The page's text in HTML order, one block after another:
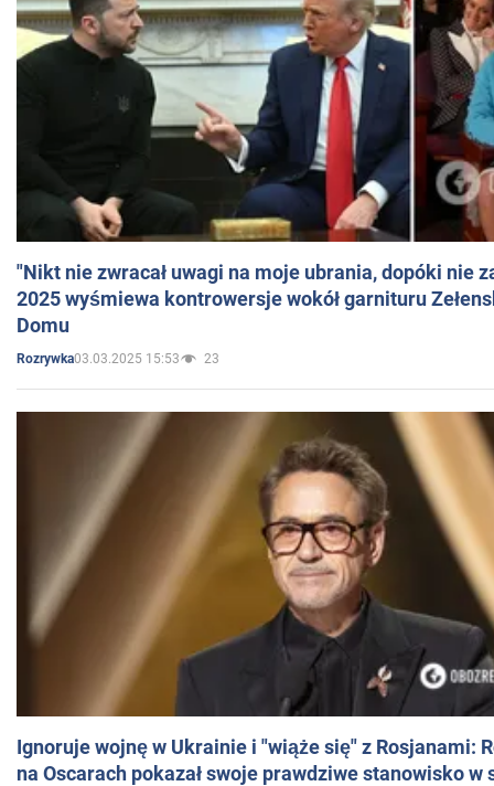
"Nikt nie zwracał uwagi na moje ubrania, dopóki nie
2025 wyśmiewa kontrowersje wokół garnituru
Domu
Rozrywka03.03.2025 15:53 23
Ignoruje wojnę w Ukrainie i "wiąże się" z Rosjanami:
na Oscarach pokazał swoje prawdziwe stanowisko w